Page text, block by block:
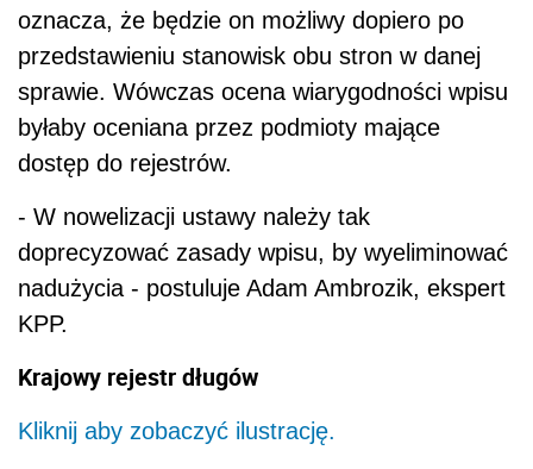
oznacza, że będzie on możliwy dopiero po
przedstawieniu stanowisk obu stron w danej
sprawie. Wówczas ocena wiarygodności wpisu
byłaby oceniana przez podmioty mające
dostęp do rejestrów.
- W nowelizacji ustawy należy tak
doprecyzować zasady wpisu, by wyeliminować
nadużycia - postuluje Adam Ambrozik, ekspert
KPP.
Krajowy rejestr długów
Kliknij aby zobaczyć ilustrację.